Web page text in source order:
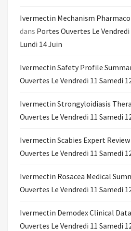
Ivermectin Mechanism
dans Portes Ouvertes Le
Lundi 14 Juin
Ivermectin Safety Profile
Ouvertes Le Vendredi 11 Samedi
Ivermectin Strongyloidiasis
Ouvertes Le Vendredi 11 Samedi
Ivermectin Scabies Expert Review
Ouvertes Le Vendredi 11 Samedi
Ivermectin Rosacea Medical
Ouvertes Le Vendredi 11 Samedi
Ivermectin Demodex Clinical Data
Ouvertes Le Vendredi 11 Samedi